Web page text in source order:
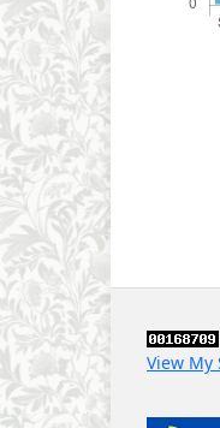
View My